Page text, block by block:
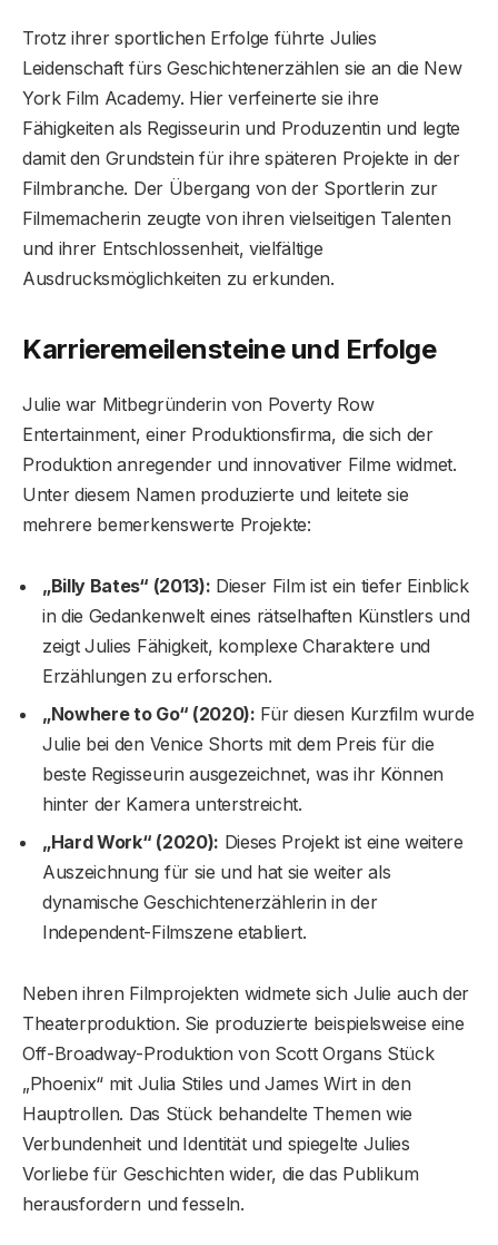
Trotz ihrer sportlichen Erfolge führte Julies
Leidenschaft fürs Geschichtenerzählen sie an die New
York Film Academy. Hier verfeinerte sie ihre
Fähigkeiten als Regisseurin und Produzentin und legte
damit den Grundstein für ihre späteren Projekte in der
Filmbranche. Der Übergang von der Sportlerin zur
Filmemacherin zeugte von ihren vielseitigen Talenten
und ihrer Entschlossenheit, vielfältige
Ausdrucksmöglichkeiten zu erkunden.
Karrieremeilensteine ​​und Erfolge
Julie war Mitbegründerin von Poverty Row
Entertainment, einer Produktionsfirma, die sich der
Produktion anregender und innovativer Filme widmet.
Unter diesem Namen produzierte und leitete sie
mehrere bemerkenswerte Projekte:
„Billy Bates“ (2013): Dieser Film ist ein tiefer Einblick
in die Gedankenwelt eines rätselhaften Künstlers und
zeigt Julies Fähigkeit, komplexe Charaktere und
Erzählungen zu erforschen.
„Nowhere to Go“ (2020): Für diesen Kurzfilm wurde
Julie bei den Venice Shorts mit dem Preis für die
beste Regisseurin ausgezeichnet, was ihr Können
hinter der Kamera unterstreicht.
„Hard Work“ (2020): Dieses Projekt ist eine weitere
Auszeichnung für sie und hat sie weiter als
dynamische Geschichtenerzählerin in der
Independent-Filmszene etabliert.
Neben ihren Filmprojekten widmete sich Julie auch der
Theaterproduktion. Sie produzierte beispielsweise eine
Off-Broadway-Produktion von Scott Organs Stück
„Phoenix“ mit Julia Stiles und James Wirt in den
Hauptrollen. Das Stück behandelte Themen wie
Verbundenheit und Identität und spiegelte Julies
Vorliebe für Geschichten wider, die das Publikum
herausfordern und fesseln.